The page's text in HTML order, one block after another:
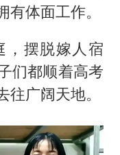
体面工作。
，摆脱嫁人宿
们都顺着高考
广阔天地。